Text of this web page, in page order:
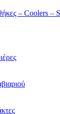
– Coolers –